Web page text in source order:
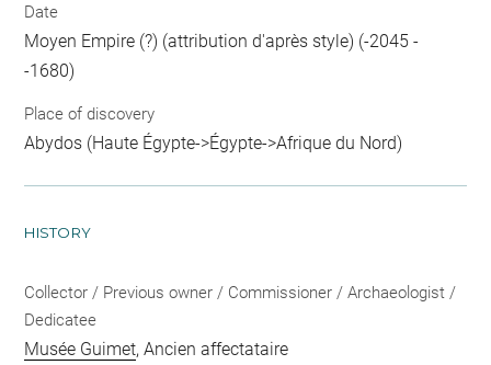
Date
Moyen Empire (?) (attribution d'après style) (-2045 -
-1680)
Place of discovery
Abydos (Haute Égypte->Égypte->Afrique du Nord)
HISTORY
Collector / Previous owner / Commissioner / Archaeologist /
Dedicatee
Musée Guimet, Ancien affectataire